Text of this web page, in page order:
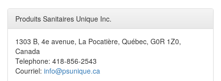
Produits Sanitaires Unique Inc.
1303 B, 4e avenue, La Pocatière, Québec, G0R 1Z0,
Canada
Telephone: 418-856-2543
Courriel: info@psunique.ca